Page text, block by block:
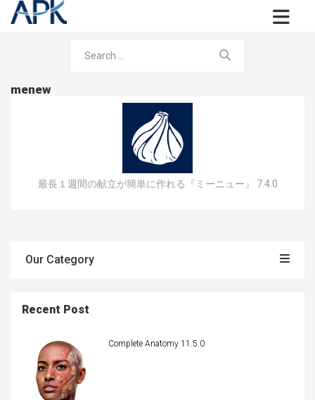
menew
最長１週間の献立が簡単に作れる『ミーニュー』 7.4.0
Our Category
Recent Post
Complete Anatomy 11.5.0